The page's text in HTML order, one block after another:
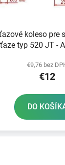
k
koleso pre
typ 520 JT -
€9,76 bez
€12
DO